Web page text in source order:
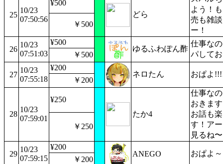
25
10/23
07:50:56
¥500
どら
よう！
売も雑
ー！
￥500
26
10/23
07:51:03
¥500
ゆるふわぽん酢
仕事な
パして
￥500
27
10/23
07:55:18
¥200
ネロたん おぱよ
￥200
28
10/23
07:59:01
¥250
たか4
仕事な
おきま
お話も
す！ア
見るね
￥250
29
10/23
07:59:15
¥200
ANEGO
おぱよ
￥200